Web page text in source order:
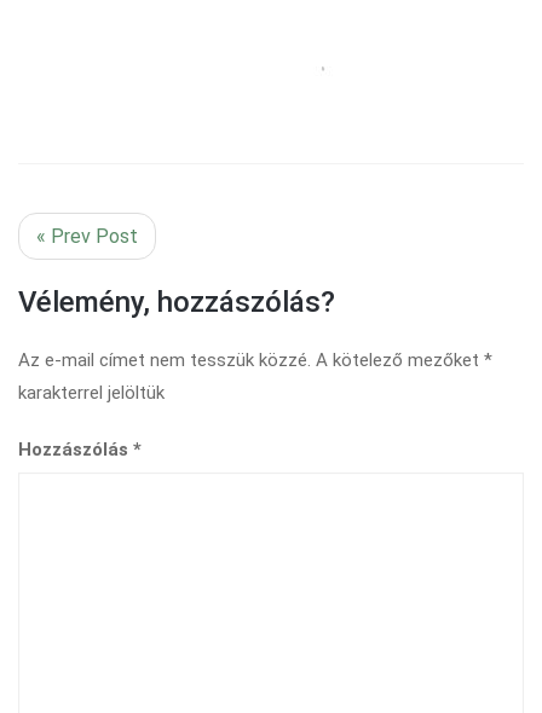
« Prev Post
Vélemény, hozzászólás?
Az e-mail címet nem tesszük közzé. A kötelező mezőket *
karakterrel jelöltük
Hozzászólás *